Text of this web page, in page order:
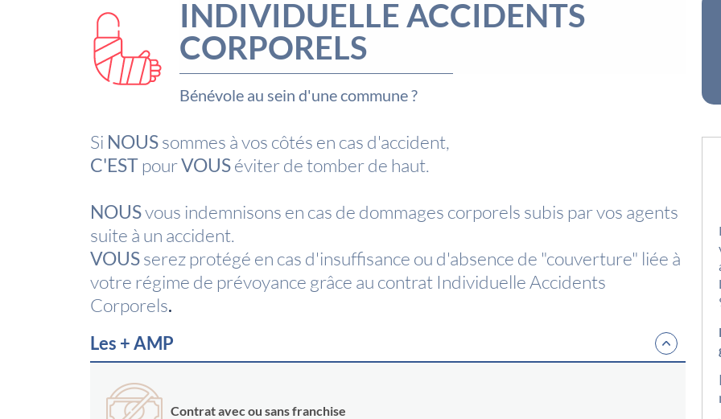
INDIVIDUELLE ACCIDENTS
CORPORELS
Bénévole au sein d'une commune ?
Si NOUSsommes à vos côtés en cas d'accident,
C'EST pourVOUSéviter de tomber de haut.
NOUSvous indemnisons en cas de dommages corporels subis par vos agents
suite à un accident.
VOUSserez protégé en cas d'insuffisance ou d'absence de "couverture" liée à
votre régime de prévoyance grâce au contrat Individuelle Accidents
Corporels.
Les + AMP
Contrat avec ou sans franchise